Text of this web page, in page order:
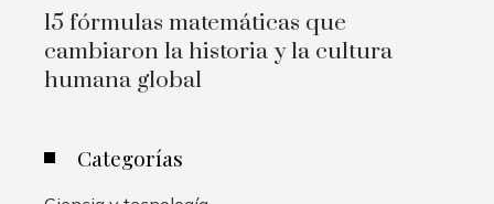
15 fórmulas matemáticas que
cambiaron la historia y la cultura
humana global
Categorías